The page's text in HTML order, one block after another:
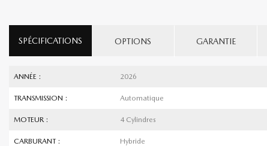
SPÉCIFICATIONS OPTIONS GARANTIE
ANNÉE : 2026
TRANSMISSION : Automatique
MOTEUR : 4 Cylindres
CARBURANT : Hybride